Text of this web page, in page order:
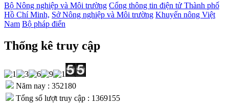
Bộ Nông nghiệp và Môi trường Cổng thông tin điện tử Thành phố
Hồ Chí Minh, Sở Nông nghiệp và Môi trường Khuyến nông Việt
Nam Bộ pháp điển
Thống kê truy cập
Năm nay : 352180
Tổng số lượt truy cập : 1369155